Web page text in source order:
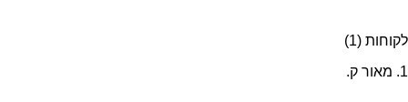
לקוחות (1)
1. מאור ק.